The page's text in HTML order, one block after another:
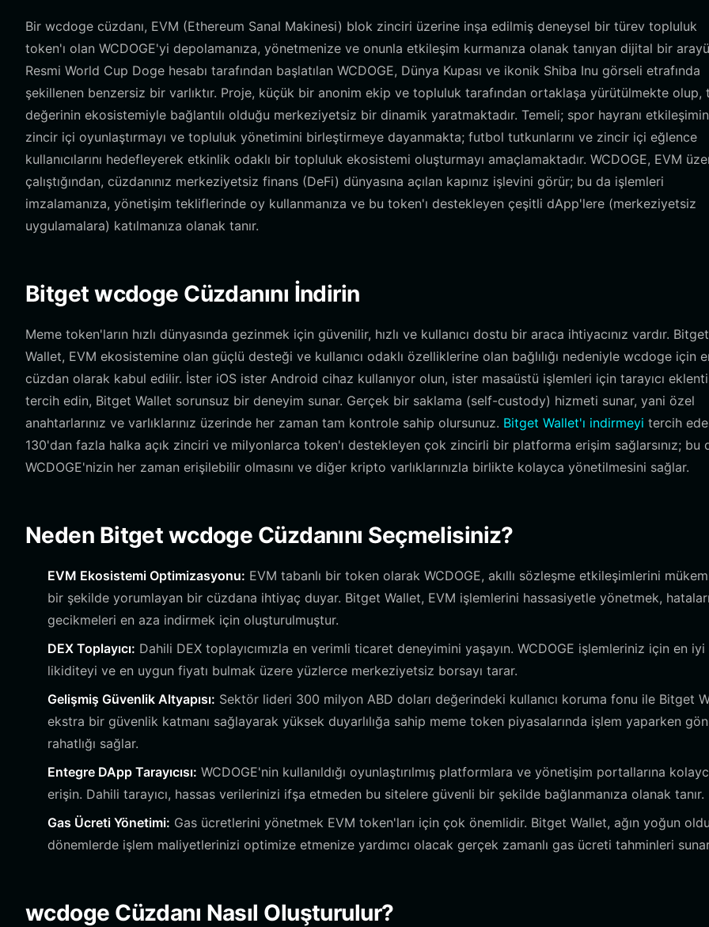
Bir wcdoge cüzdanı, EVM (Ethereum Sanal Makinesi) blok zinciri üzerine inşa edilmiş deneysel bir türev topluluk
token'ı olan WCDOGE'yi depolamanıza, yönetmenize ve onunla etkileşim kurmanıza olanak tanıyan dijital bir
Resmi World Cup Doge hesabı tarafından başlatılan WCDOGE, Dünya Kupası ve ikonik Shiba Inu görseli etrafında
şekillenen benzersiz bir varlıktır. Proje, küçük bir anonim ekip ve topluluk tarafından ortaklaşa yürütülmekte olup,
değerinin ekosistemiyle bağlantılı olduğu merkeziyetsiz bir dinamik yaratmaktadır. Temeli; spor hayranı
zincir içi oyunlaştırmayı ve topluluk yönetimini birleştirmeye dayanmakta; futbol tutkunlarını ve zincir içi eğlence
kullanıcılarını hedefleyerek etkinlik odaklı bir topluluk ekosistemi oluşturmayı amaçlamaktadır. WCDOGE, EVM
çalıştığından, cüzdanınız merkeziyetsiz finans (DeFi) dünyasına açılan kapınız işlevini görür; bu da işlemleri
imzalamanıza, yönetişim tekliflerinde oy kullanmanıza ve bu token'ı destekleyen çeşitli dApp'lere (merkeziyetsiz
uygulamalara) katılmanıza olanak tanır.
Bitget wcdoge Cüzdanını İndirin
Meme token'ların hızlı dünyasında gezinmek için güvenilir, hızlı ve kullanıcı dostu bir araca ihtiyacınız vardır. Bitget
Wallet, EVM ekosistemine olan güçlü desteği ve kullanıcı odaklı özelliklerine olan bağlılığı nedeniyle wcdoge için
cüzdan olarak kabul edilir. İster iOS ister Android cihaz kullanıyor olun, ister masaüstü işlemleri için tarayıcı
tercih edin, Bitget Wallet sorunsuz bir deneyim sunar. Gerçek bir saklama (self-custody) hizmeti sunar, yani özel
anahtarlarınız ve varlıklarınız üzerinde her zaman tam kontrole sahip olursunuz. Bitget Wallet'ı indirmeyi tercih
130'dan fazla halka açık zinciri ve milyonlarca token'ı destekleyen çok zincirli bir platforma erişim sağlarsınız; bu
WCDOGE'nizin her zaman erişilebilir olmasını ve diğer kripto varlıklarınızla birlikte kolayca yönetilmesini sağlar.
Neden Bitget wcdoge Cüzdanını Seçmelisiniz?
EVM Ekosistemi Optimizasyonu: EVM tabanlı bir token olarak WCDOGE, akıllı sözleşme etkileşimlerini
bir şekilde yorumlayan bir cüzdana ihtiyaç duyar. Bitget Wallet, EVM işlemlerini hassasiyetle yönetmek,
gecikmeleri en aza indirmek için oluşturulmuştur.
DEX Toplayıcı: Dahili DEX toplayıcımızla en verimli ticaret deneyimini yaşayın. WCDOGE işlemleriniz için en iyi
likiditeyi ve en uygun fiyatı bulmak üzere yüzlerce merkeziyetsiz borsayı tarar.
Gelişmiş Güvenlik Altyapısı: Sektör lideri 300 milyon ABD doları değerindeki kullanıcı koruma fonu ile Bitget
ekstra bir güvenlik katmanı sağlayarak yüksek duyarlılığa sahip meme token piyasalarında işlem yaparken
rahatlığı sağlar.
Entegre DApp Tarayıcısı: WCDOGE'nin kullanıldığı oyunlaştırılmış platformlara ve yönetişim portallarına
erişin. Dahili tarayıcı, hassas verilerinizi ifşa etmeden bu sitelere güvenli bir şekilde bağlanmanıza olanak tanır.
Gas Ücreti Yönetimi: Gas ücretlerini yönetmek EVM token'ları için çok önemlidir. Bitget Wallet, ağın yoğun
dönemlerde işlem maliyetlerinizi optimize etmenize yardımcı olacak gerçek zamanlı gas ücreti tahminleri
wcdoge Cüzdanı Nasıl Oluşturulur?